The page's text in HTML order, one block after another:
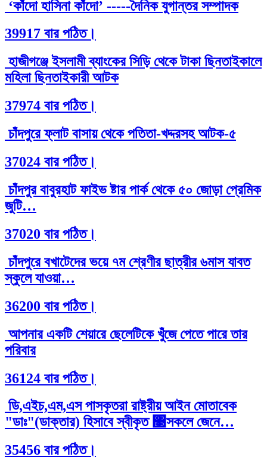
‘কাঁদো হাসিনা কাঁদো’ -----দৈনিক যুগান্তর সম্পাদক
39917 বার পঠিত।
হাজীগঞ্জে ইসলামী ব্যাংকের সিড়ি থেকে টাকা ছিনতাইকালে
মহিলা ছিনতাইকারী আটক
37974 বার পঠিত।
চাঁদপুরে ফ্লাট বাসায় থেকে পতিতা-খদ্দরসহ আটক-৫
37024 বার পঠিত।
চাঁদপুর বাবুরহাট ফাইভ ষ্টার পার্ক থেকে ৫০ জোড়া প্রেমিক
জুটি…
37020 বার পঠিত।
চাঁদপুরে বখাটেদের ভয়ে ৭ম শ্রেণীর ছাত্রীর ৬মাস যাবত
স্কুলে যাওয়া…
36200 বার পঠিত।
আপনার একটি শেয়ারে ছেলেটিকে খুঁজে পেতে পারে তার
পরিবার
36124 বার পঠিত।
ডি,এইচ,এম,এস পাসকৃতরা রাষ্ট্রীয় আইন মোতাবেক
"ডাঃ"(ডাক্তার) হিসাবে স্বীকৃত ঳সকলে জেনে…
35456 বার পঠিত।